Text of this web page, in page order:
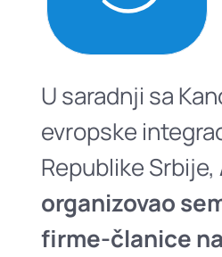
U saradnji sa
evropske
Republike Srbije,
organizovao
firme-članice